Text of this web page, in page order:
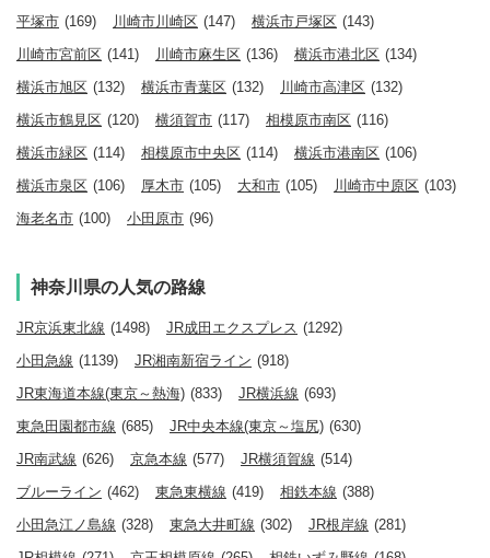
平塚市 (169) 川崎市川崎区 (147) 横浜市戸塚区 (143)
川崎市宮前区 (141) 川崎市麻生区 (136) 横浜市港北区 (134)
横浜市旭区 (132) 横浜市青葉区 (132) 川崎市高津区 (132)
横浜市鶴見区 (120) 横須賀市 (117) 相模原市南区 (116)
横浜市緑区 (114) 相模原市中央区 (114) 横浜市港南区 (106)
横浜市泉区 (106) 厚木市 (105) 大和市 (105) 川崎市中原区 (103)
海老名市 (100) 小田原市 (96)
神奈川県の人気の路線
JR京浜東北線 (1498) JR成田エクスプレス (1292)
小田急線 (1139) JR湘南新宿ライン (918)
JR東海道本線(東京～熱海) (833) JR横浜線 (693)
東急田園都市線 (685) JR中央本線(東京～塩尻) (630)
JR南武線 (626) 京急本線 (577) JR横須賀線 (514)
ブルーライン (462) 東急東横線 (419) 相鉄本線 (388)
小田急江ノ島線 (328) 東急大井町線 (302) JR根岸線 (281)